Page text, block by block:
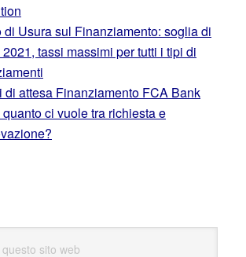
di Usura sul Finanziamento: soglia di
tassi massimi per tutti i tipi di
di attesa Finanziamento FCA Bank
ci vuole tra richiesta e